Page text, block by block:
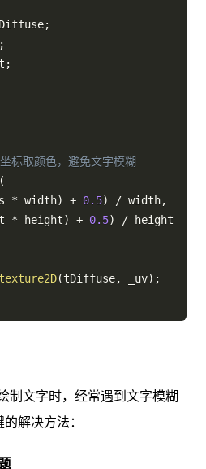
;
;
;
标取颜色，避免文字模糊
(
s * width) + 0.5) / width,
* height) + 0.5) / height
texture2D(tDiffuse, _uv) ;
制文字时，经常遇到文字模糊
解决方法：